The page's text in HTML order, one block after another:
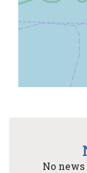
No news